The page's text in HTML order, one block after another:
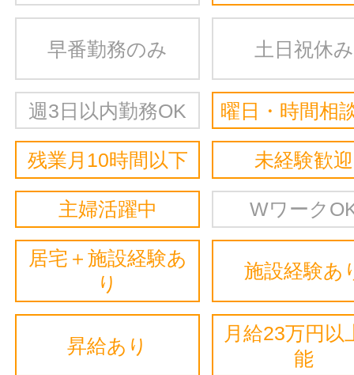
早番勤務のみ 土日祝休み
週3日以内勤務OK 曜日・時間相
残業月10時間以下 未経験歓迎
主婦活躍中 Wワーク
居宅＋施設経験あ
り
施設経験あ
昇給あり
月給23万円以
能